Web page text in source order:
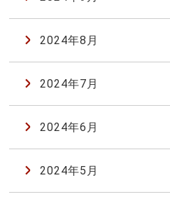
2024年8月
2024年7月
2024年6月
2024年5月